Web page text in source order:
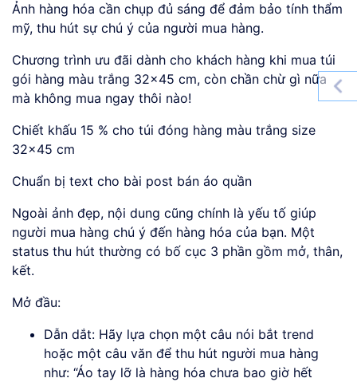
Ảnh hàng hóa cần chụp đủ sáng để đảm bảo tính thẩm
mỹ, thu hút sự chú ý của người mua hàng.
Chương trình ưu đãi dành cho khách hàng khi mua túi
gói hàng màu trắng 32×45 cm, còn chần chừ gì nữa
mà không mua ngay thôi nào!
Chiết khấu 15 % cho túi đóng hàng màu trắng size
32×45 cm
Chuẩn bị text cho bài post bán áo quần
Ngoài ảnh đẹp, nội dung cũng chính là yếu tố giúp
người mua hàng chú ý đến hàng hóa của bạn. Một
status thu hút thường có bố cục 3 phần gồm mở, thân,
kết.
Mở đầu:
Dẫn dắt: Hãy lựa chọn một câu nói bắt trend
hoặc một câu văn để thu hút người mua hàng
như: “Áo tay lỡ là hàng hóa chưa bao giờ hết